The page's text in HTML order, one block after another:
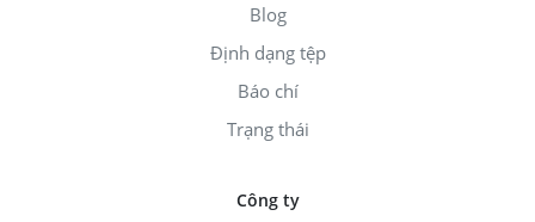
Blog
Định dạng tệp
Báo chí
Trạng thái
Công ty